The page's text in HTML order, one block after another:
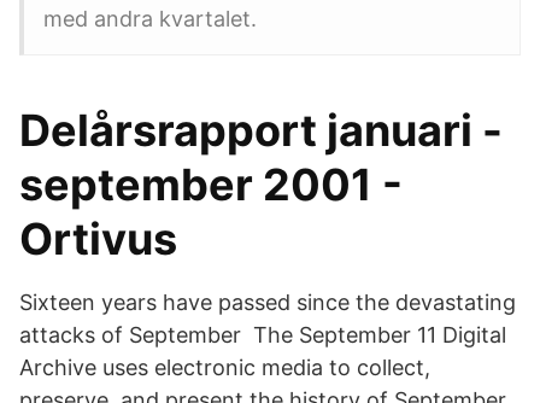
med andra kvartalet.
Delårsrapport januari -
september 2001 -
Ortivus
Sixteen years have passed since the devastating
attacks of September The September 11 Digital
Archive uses electronic media to collect,